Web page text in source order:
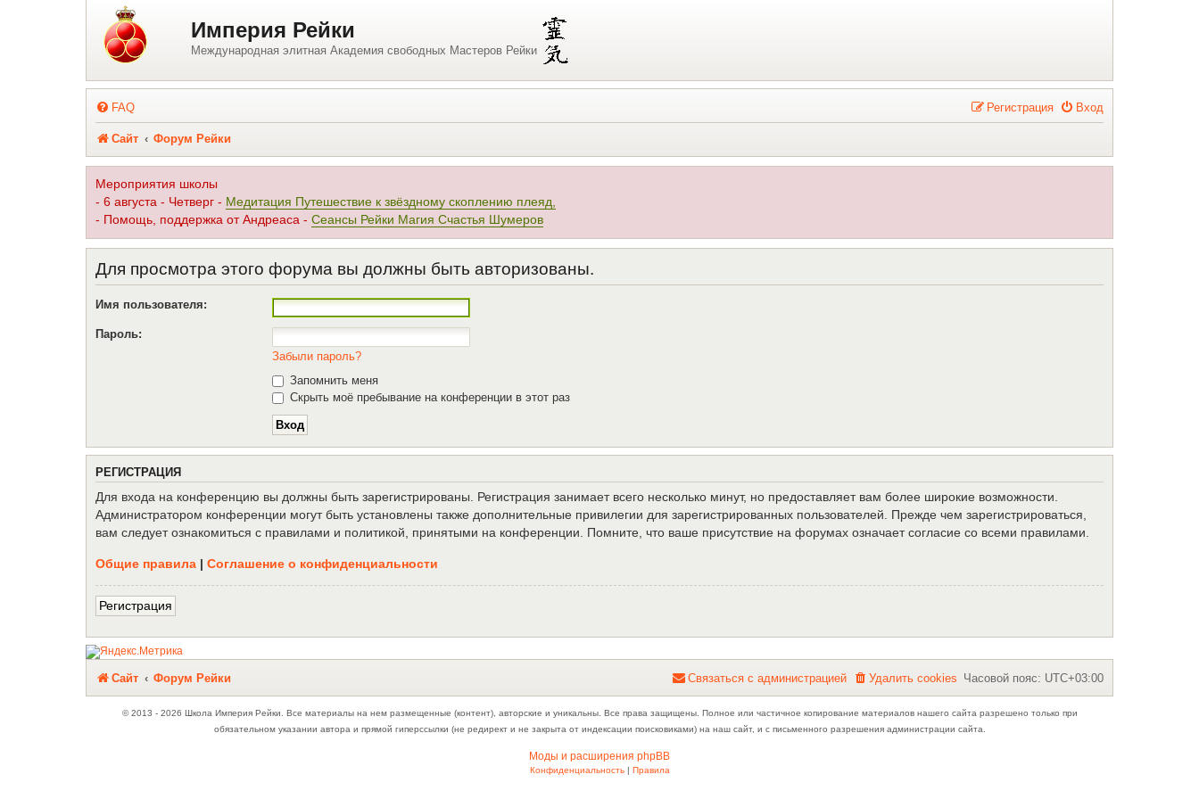
Регистрация Империя Рейки
Международная элитная Академия свободных Мастеров Рейки
FAQ Вход
Регистрация
Сайт Форум Рейки
Мероприятия школы
- 6 августа - Четверг - Медитация Путешествие к звёздному скоплению плеяд,
- Помощь, поддержка от Андреаса - Сеансы Рейки Магия Счастья Шумеров
Для просмотра этого форума вы должны быть авторизованы.
Имя пользователя:
Пароль:
Забыли пароль?
Запомнить меня
Скрыть моё пребывание на конференции в этот раз
РЕГИСТРАЦИЯ
Для входа на конференцию вы должны быть зарегистрированы. Регистрация занимает всего несколько минут, но предоставляет вам более широкие возможности.
Администратором конференции могут быть установлены также дополнительные привилегии для зарегистрированных пользователей. Прежде чем зарегистрироваться,
вам следует ознакомиться с правилами и политикой, принятыми на конференции. Помните, что ваше присутствие на форумах означает согласие со всеми правилами.
Общие правила | Соглашение о конфиденциальности
Регистрация
Сайт Форум Рейки Часовой пояс: UTC+03:00
Удалить cookies
Связаться с
Связаться с администрацией
© 2013 - 2026 Школа Империя Рейки. Все материалы на нем размещенные (контент), авторские и уникальны. Все права защищены. Полное или частичное копирование материалов нашего сайта разрешено только при
обязательном указании автора и прямой гиперссылки (не редирект и не закрыта от индексации поисковиками) на наш сайт, и с письменного разрешения администрации сайта.
Моды и расширения phpBB
Конфиденциальность| Правила